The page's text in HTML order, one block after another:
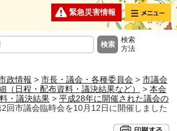
緊急災害情報 メニュー
検索
方法
政情報 > 市長・議会・各種委員会 > 市議会
（日程・配布資料・議決結果など） > 本会
・議決結果 > 平成28年に開催された議会の
回市議会臨時会を10月12日に開催しました